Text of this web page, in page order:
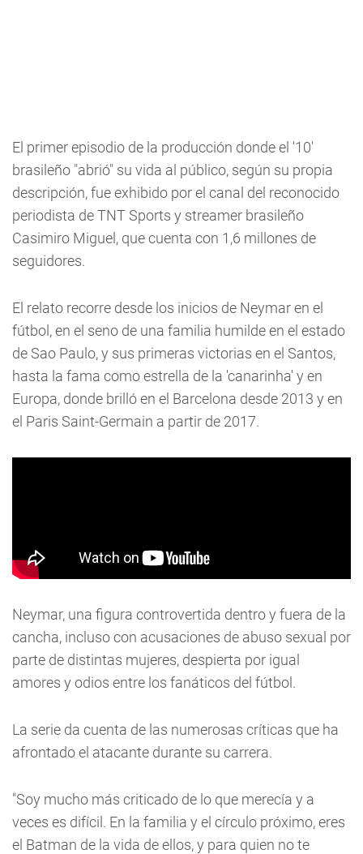
El primer episodio de la producción donde el '10'
brasileño "abrió" su vida al público, según su propia
descripción, fue exhibido por el canal del reconocido
periodista de TNT Sports y streamer brasileño
Casimiro Miguel, que cuenta con 1,6 millones de
seguidores.
El relato recorre desde los inicios de Neymar en el
fútbol, en el seno de una familia humilde en el estado
de Sao Paulo, y sus primeras victorias en el Santos,
hasta la fama como estrella de la 'canarinha' y en
Europa, donde brilló en el Barcelona desde 2013 y en
el Paris Saint-Germain a partir de 2017.
Neymar, una figura controvertida dentro y fuera de la
cancha, incluso con acusaciones de abuso sexual por
parte de distintas mujeres, despierta por igual
amores y odios entre los fanáticos del fútbol.
La serie da cuenta de las numerosas críticas que ha
afrontado el atacante durante su carrera.
"Soy mucho más criticado de lo que merecía y a
veces es difícil. En la familia y el círculo próximo, eres
el Batman de la vida de ellos, y para quien no te